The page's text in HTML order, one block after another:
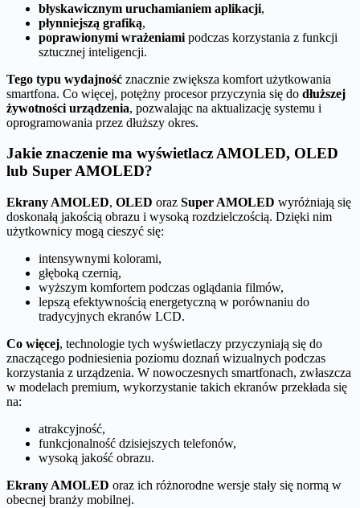
błyskawicznym uruchamianiem aplikacji,
płynniejszą grafiką,
poprawionymi wrażeniami podczas korzystania z funkcji
sztucznej inteligencji.
Tego typu wydajność znacznie zwiększa komfort użytkowania
smartfona. Co więcej, potężny procesor przyczynia się do dłuższej
żywotności urządzenia, pozwalając na aktualizację systemu i
oprogramowania przez dłuższy okres.
Jakie znaczenie ma wyświetlacz AMOLED, OLED
lub Super AMOLED?
Ekrany AMOLED, OLED oraz Super AMOLED wyróżniają się
doskonałą jakością obrazu i wysoką rozdzielczością. Dzięki nim
użytkownicy mogą cieszyć się:
intensywnymi kolorami,
głęboką czernią,
wyższym komfortem podczas oglądania filmów,
lepszą efektywnością energetyczną w porównaniu do
tradycyjnych ekranów LCD.
Co więcej, technologie tych wyświetlaczy przyczyniają się do
znaczącego podniesienia poziomu doznań wizualnych podczas
korzystania z urządzenia. W nowoczesnych smartfonach, zwłaszcza
w modelach premium, wykorzystanie takich ekranów przekłada się
na:
atrakcyjność,
funkcjonalność dzisiejszych telefonów,
wysoką jakość obrazu.
Ekrany AMOLED oraz ich różnorodne wersje stały się normą w
obecnej branży mobilnej.